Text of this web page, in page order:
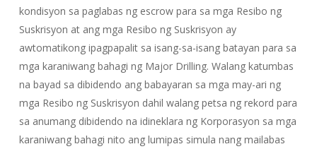
kondisyon sa paglabas ng escrow para sa mga Resibo ng
Suskrisyon at ang mga Resibo ng Suskrisyon ay
awtomatikong ipagpapalit sa isang-sa-isang batayan para sa
mga karaniwang bahagi ng Major Drilling. Walang katumbas
na bayad sa dibidendo ang babayaran sa mga may-ari ng
mga Resibo ng Suskrisyon dahil walang petsa ng rekord para
sa anumang dibidendo na idineklara ng Korporasyon sa mga
karaniwang bahagi nito ang lumipas simula nang mailabas